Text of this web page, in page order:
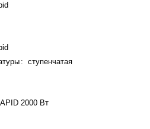
: ступенчатая
2000 Вт